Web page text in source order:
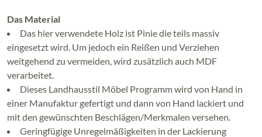
Das Material
Das hier verwendete Holz ist Pinie die teils massiv
eingesetzt wird. Um jedoch ein Reißen und Verziehen
weitgehend zu vermeiden, wird zusätzlich auch MDF
verarbeitet.
Dieses Landhausstil Möbel Programm wird von Hand in
einer Manufaktur gefertigt und dann von Hand lackiert und
mit den gewünschten Beschlägen/Merkmalen versehen.
Geringfügige Unregelmäßigkeiten in der Lackierung